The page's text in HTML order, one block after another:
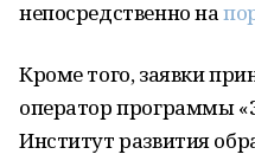
непосредственно на
Кроме того, заявки
оператор программы
Институт развития